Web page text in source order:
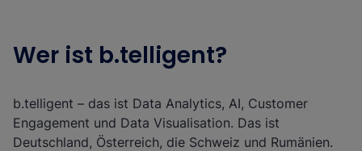
Wer ist b.telligent?
b.telligent – das ist Data Analytics, AI, Customer
Engagement und Data Visualisation. Das ist
Deutschland, Österreich, die Schweiz und Rumänien.